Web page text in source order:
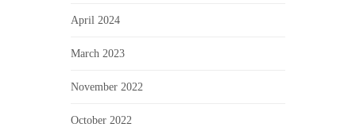
April 2024
March 2023
November 2022
October 2022